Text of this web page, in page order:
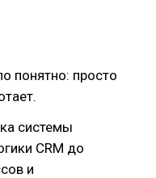
понятно: просто
системы
CRM до
и